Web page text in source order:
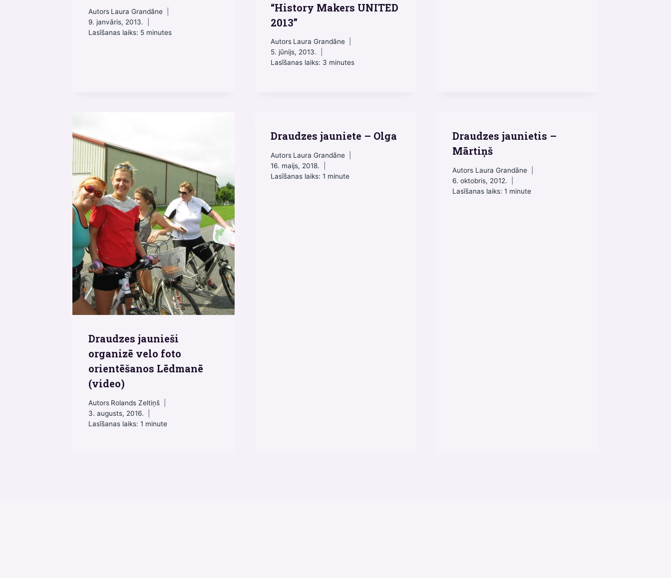
Autors Laura Grandāne
9. janvāris, 2013.
Lasīšanas laiks: 5 minutes
“History Makers UNITED
2013”
Autors Laura Grandāne
5. jūnijs, 2013.
Lasīšanas laiks: 3 minutes
Draudzes jaunieši
organizē velo foto
orientēšanos Lēdmanē
(video)
Autors Rolands Zeltiņš
3. augusts, 2016.
Lasīšanas laiks: 1 minute
Draudzes jauniete – Olga
Autors Laura Grandāne
16. maijs, 2018.
Lasīšanas laiks: 1 minute
Draudzes jaunietis –
Mārtiņš
Autors Laura Grandāne
6. oktobris, 2012.
Lasīšanas laiks: 1 minute